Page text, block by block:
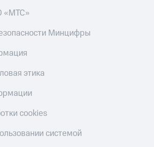
«МТС»
Минцифры
этика
cookies
системой